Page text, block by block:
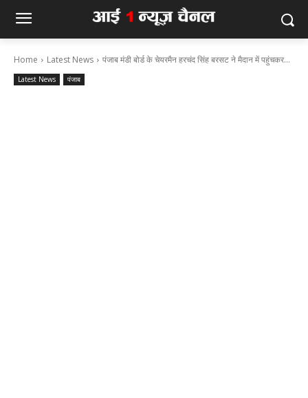
Home Latest News पंजाब मंडी बोर्ड के चेयरमैन हरचंद सिंह बरसट ने मैदान में पहुंचकर...
Latest News पंजाब